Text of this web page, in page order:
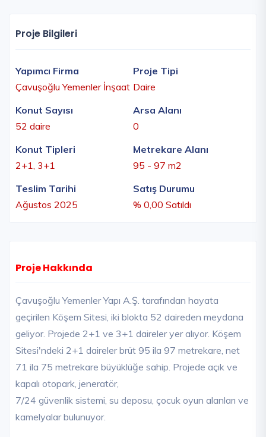
Proje Bilgileri
Yapımcı Firma
Çavuşoğlu Yemenler İnşaat
Proje Tipi
Daire
Konut Sayısı
52 daire
Arsa Alanı
0
Konut Tipleri
2+1, 3+1
Metrekare Alanı
95 - 97 m2
Teslim Tarihi
Ağustos 2025
Satış Durumu
% 0,00 Satıldı
Proje Hakkında
Çavuşoğlu Yemenler Yapı A.Ş. tarafından hayata
geçirilen Köşem Sitesi, iki blokta 52 daireden meydana
geliyor. Projede 2+1 ve 3+1 daireler yer alıyor. Köşem
Sitesi'ndeki 2+1 daireler brüt 95 ila 97 metrekare, net
71 ila 75 metrekare büyüklüğe sahip. Projede açık ve
kapalı otopark, jeneratör,
7/24 güvenlik sistemi, su deposu, çocuk oyun alanları ve
kamelyalar bulunuyor.